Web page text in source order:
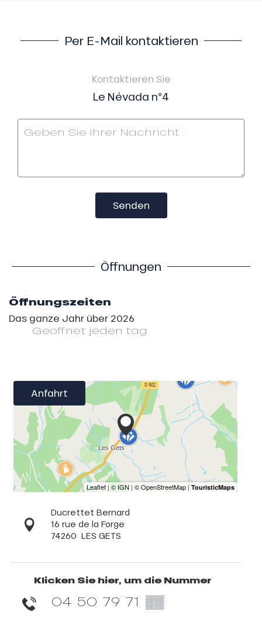
Per E-Mail kontaktieren
Kontaktieren Sie
Le Névada n°4
Senden
Öffnungen
Öffnungszeiten
Das ganze Jahr über 2026
Geöffnet jeden tag
Anfahrt
Ducrettet Bernard
16 rue de la Forge
74260 LES GETS
Klicken Sie hier, um die Nummer
04 50 79 71 ▒▒